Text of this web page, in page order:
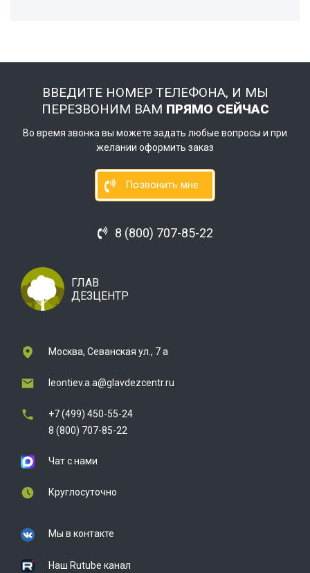
ВВЕДИТЕ НОМЕР ТЕЛЕФОНА, И МЫ
ПЕРЕЗВОНИМ ВАМ ПРЯМО СЕЙЧАС
Во время звонка вы можете задать любые вопросы и при
желании оформить заказ
Позвонить мне
8 (800) 707-85-22
ГЛАВ
ДЕЗЦЕНТР
Москва, Севанская ул., 7 а
leontiev.a.a@glavdezcentr.ru
+7 (499) 450-55-24
8 (800) 707-85-22
Чат с нами
Круглосуточно
Мы в контакте
Наш Rutube канал